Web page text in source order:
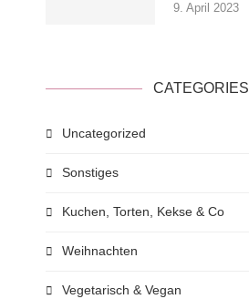
9. April 2023
CATEGORIES
Uncategorized
Sonstiges
Kuchen, Torten, Kekse & Co
Weihnachten
Vegetarisch & Vegan